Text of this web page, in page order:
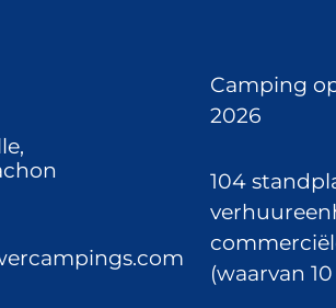
Camping
2026
104
(waarvan